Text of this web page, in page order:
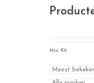
Min: €0